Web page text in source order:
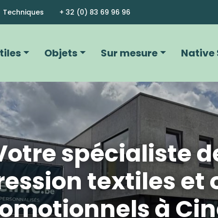
Aller au contenu principal
Techniques + 32 (0) 83 69 96 96
principale
Objets Sur mesure Native
spécialiste
textiles et
à